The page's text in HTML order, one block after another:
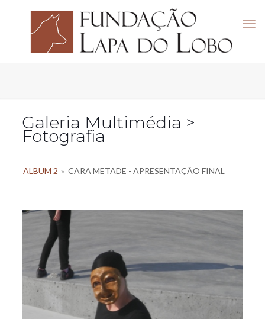
Galeria Multimédia >
Fotografia
ALBUM 2 » CARA METADE - APRESENTAÇÃO FINAL